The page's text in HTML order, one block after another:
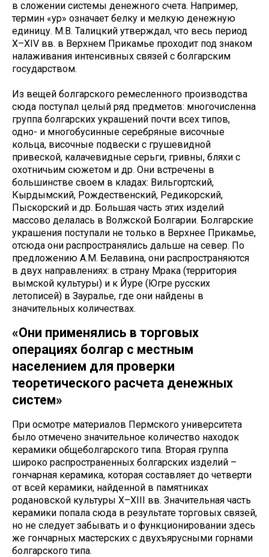
в сложении системы денежного счета. Например,
термин «ур» означает белку и мелкую денежную
единицу. М.В. Талицкий утверждал, что весь период
X–XIV вв. в Верхнем Прикамье проходит под знаком
налаживания интенсивных связей с болгарским
государством.
Из вещей болгарского ремесленного производства
сюда поступал целый ряд предметов: многочисленна
группа болгарских украшений почти всех типов,
одно- и многобусинные серебряные височные
кольца, височные подвески с грушевидной
привеской, калачевидные серьги, гривны, бляхи с
охотничьим сюжетом и др. Они встречены в
большинстве своем в кладах: Вильгортский,
Кырдымский, Рождественский, Редикорский,
Пыскорский и др. Большая часть этих изделий
массово делалась в Волжской Болгарии. Болгарские
украшения поступали не только в Верхнее Прикамье,
отсюда они распространялись дальше на север. По
предложению А.М. Белавина, они распространяются
в двух направлениях: в страну Мрака (территория
вымской культуры) и к Йуре (Югре русских
летописей) в Зауралье, где они найдены в
значительных количествах.
«Они применялись в торговых
операциях болгар с местным
населением для проверки
теоретического расчета денежных
систем»
При осмотре материалов Пермского университета
было отмечено значительное количество находок
керамики общеболгарского типа. Вторая группа
широко распространенных болгарских изделий –
гончарная керамика, которая составляет до четверти
от всей керамики, найденной в памятниках
родановской культуры X–XIII вв. Значительная часть
керамики попала сюда в результате торговых связей,
но не следует забывать и о функционировании здесь
же гончарных мастерских с двухъярусными горнами
болгарского типа.